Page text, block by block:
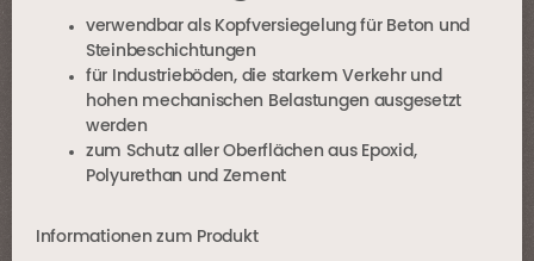
verwendbar als Kopfversiegelung für Beton und
Steinbeschichtungen
für Industrieböden, die starkem Verkehr und
hohen mechanischen Belastungen ausgesetzt
werden
zum Schutz aller Oberflächen aus Epoxid,
Polyurethan und Zement
Informationen zum Produkt